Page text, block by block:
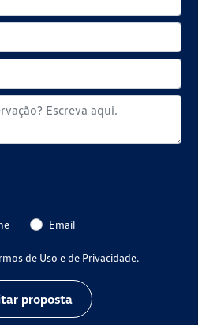
Email
de Uso e de Privacidade.
proposta